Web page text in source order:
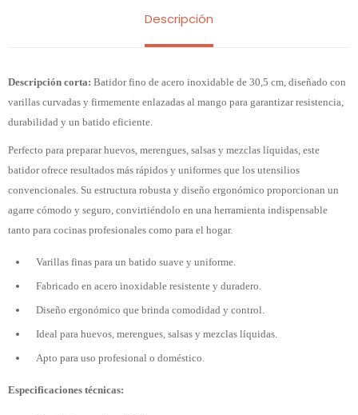
Descripción
Descripción corta: Batidor fino de acero inoxidable de 30,5 cm, diseñado con
varillas curvadas y firmemente enlazadas al mango para garantizar resistencia,
durabilidad y un batido eficiente.
Perfecto para preparar huevos, merengues, salsas y mezclas líquidas, este
batidor ofrece resultados más rápidos y uniformes que los utensilios
convencionales. Su estructura robusta y diseño ergonómico proporcionan un
agarre cómodo y seguro, convirtiéndolo en una herramienta indispensable
tanto para cocinas profesionales como para el hogar.
Varillas finas para un batido suave y uniforme.
Fabricado en acero inoxidable resistente y duradero.
Diseño ergonómico que brinda comodidad y control.
Ideal para huevos, merengues, salsas y mezclas líquidas.
Apto para uso profesional o doméstico.
Especificaciones técnicas: